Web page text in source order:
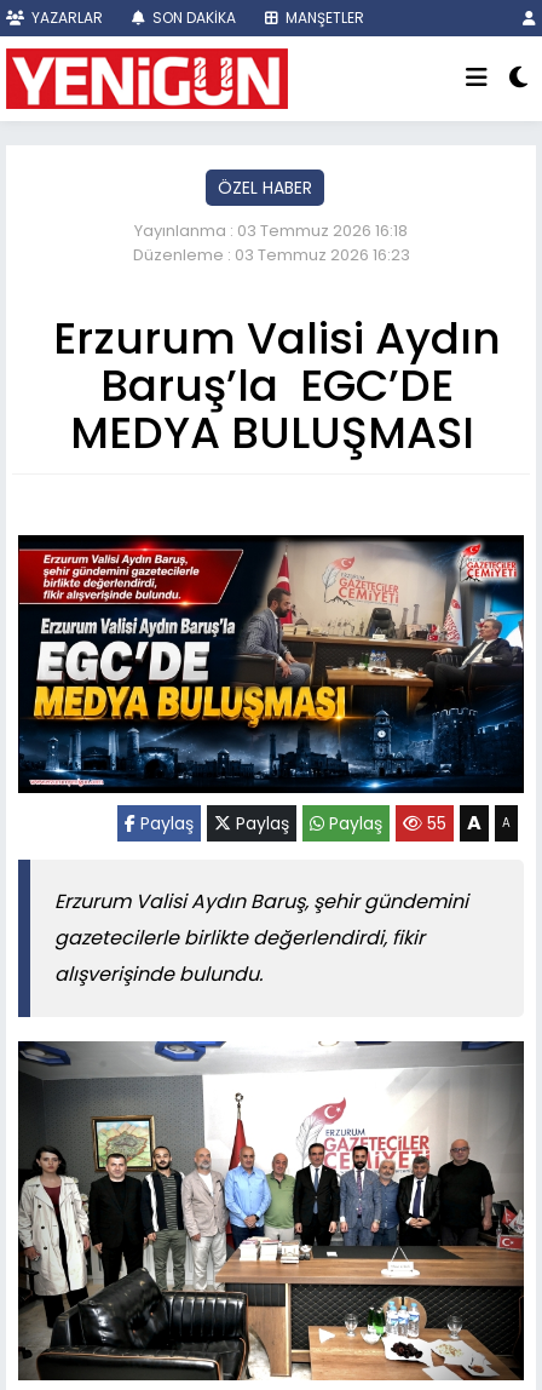
YAZARLAR SON DAKİKA MANŞETLER
ÖZEL HABER
Yayınlanma : 03 Temmuz 2026 16:18
Düzenleme : 03 Temmuz 2026 16:23
Erzurum Valisi Aydın
Baruş’la EGC’DE
MEDYA BULUŞMASI
Paylaş Paylaş Paylaş 55 A A
Erzurum Valisi Aydın Baruş, şehir gündemini
gazetecilerle birlikte değerlendirdi, fikir
alışverişinde bulundu.